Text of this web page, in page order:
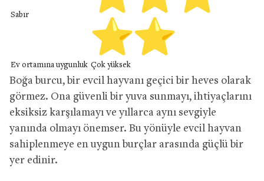
Sabır
Ev ortamına uygunluk Çok yüksek
Boğa burcu, bir evcil hayvanı geçici bir heves olarak
görmez. Ona güvenli bir yuva sunmayı, ihtiyaçlarını
eksiksiz karşılamayı ve yıllarca aynı sevgiyle
yanında olmayı önemser. Bu yönüyle evcil hayvan
sahiplenmeye en uygun burçlar arasında güçlü bir
yer edinir.